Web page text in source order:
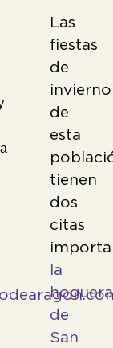
Las
fiestas
de
invierno
de
esta
tienen
dos
citas
la
hoguera
de
San